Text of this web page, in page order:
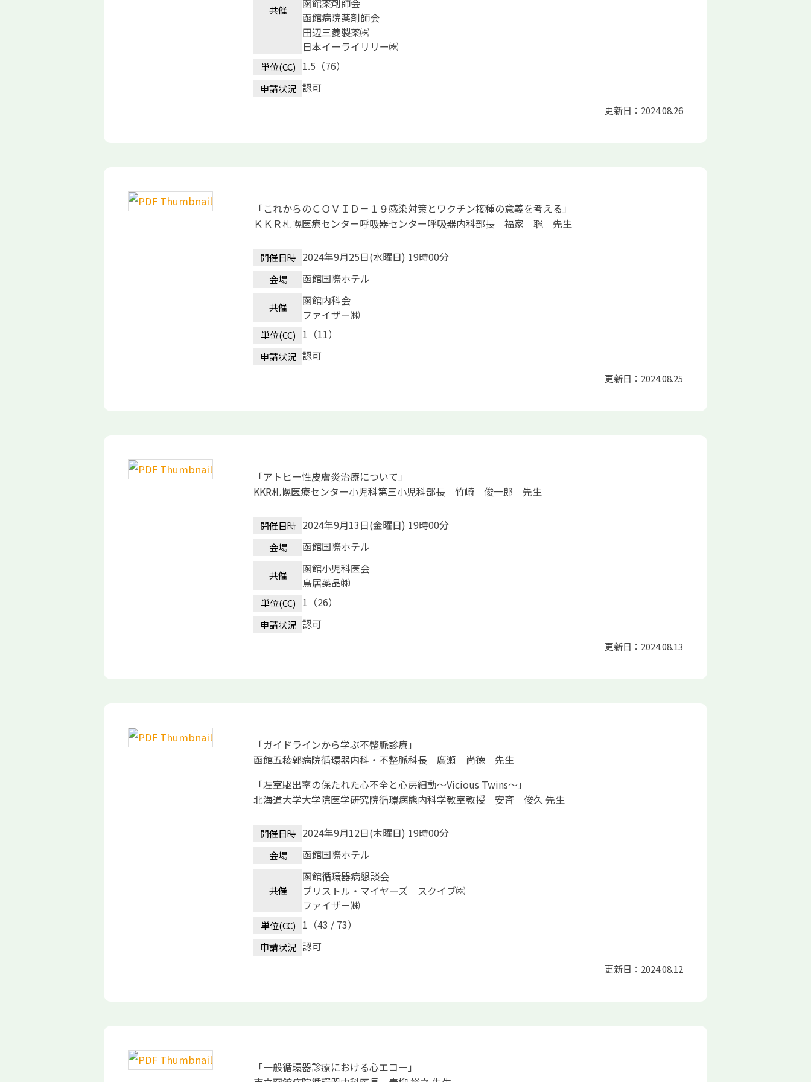
共催
函館薬剤師会
函館病院薬剤師会
田辺三菱製薬㈱
日本イーライリリー㈱
単位(CC) 1.5（76）
申請状況 認可
更新日：2024.08.26
「これからのＣＯＶＩＤ－１９感染対策とワクチン接種の意義を考える」
ＫＫＲ札幌医療センター呼吸器センター呼吸器内科部長 福家 聡 先生
開催日時 2024年9月25日(水曜日) 19時00分
会場 函館国際ホテル
共催
函館内科会
ファイザー㈱
単位(CC) 1（11）
申請状況 認可
更新日：2024.08.25
「アトピー性皮膚炎治療について」
KKR札幌医療センター小児科第三小児科部長 竹崎 俊一郎 先生
開催日時 2024年9月13日(金曜日) 19時00分
会場 函館国際ホテル
共催
函館小児科医会
鳥居薬品㈱
単位(CC) 1（26）
申請状況 認可
更新日：2024.08.13
「ガイドラインから学ぶ不整脈診療」
函館五稜郭病院循環器内科・不整脈科長 廣瀬 尚徳 先生
「左室駆出率の保たれた心不全と心房細動～Vicious Twins～」
北海道大学大学院医学研究院循環病態内科学教室教授 安斉 俊久 先生
開催日時 2024年9月12日(木曜日) 19時00分
会場 函館国際ホテル
共催
函館循環器病懇談会
ブリストル・マイヤーズ スクイブ㈱
ファイザー㈱
単位(CC) 1（43 / 73）
申請状況 認可
更新日：2024.08.12
「一般循環器診療における心エコー」